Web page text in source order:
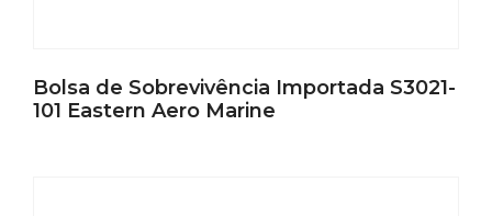
Bolsa de Sobrevivência Importada S3021-
101 Eastern Aero Marine